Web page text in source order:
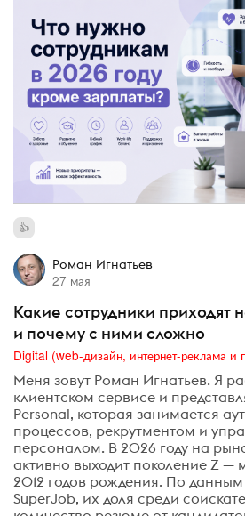
Роман Игнатьев
27 мая
Какие сотрудники приходят
и почему с ними сложно
Меня зовут Роман Игнатьев. Я
клиентском сервисе и
Personal, которая занимается
процессов, рекрутментом и
персоналом. В 2026 году на
активно выходит поколение Z —
2012 годов рождения. По
SuperJob, их доля среди